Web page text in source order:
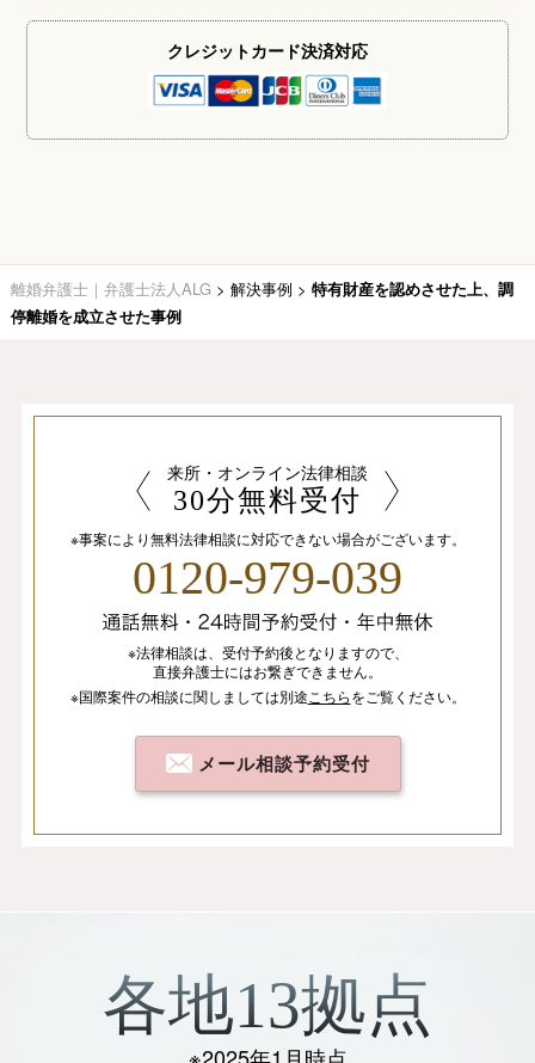
クレジットカード決済対応
離婚弁護士｜弁護士法人ALG > 解決事例 > 特有財産を認めさせた上、調
停離婚を成立させた事例
来所・オンライン法律相談
30分無料受付
※事案により無料法律相談に対応できない場合がございます。
0120-979-039
※法律相談は、 受付予約後となりますので、
直接弁護士にはお繋ぎできません。
※国際案件の相談に関しましては別途 こちらをご覧ください。
メール相談予約受付
各地13拠点